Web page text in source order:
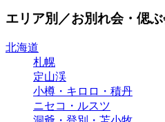
エリア別／お別れ会・偲
北海道
札幌
定山渓
小樽・キロロ・積丹
ニセコ・ルスツ